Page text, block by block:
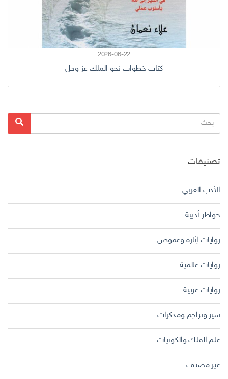
2026-06-22
كتاب خطوات نحو الملك عز وجل
البحث
عن:
بحث
تصنيفات
الأدب العربي
خواطر أدبية
روايات إثارة وغموض
روايات عالمية
روايات عربية
سير وتراجم ومذكرات
علم الفلك والكونيات
غير مصنف